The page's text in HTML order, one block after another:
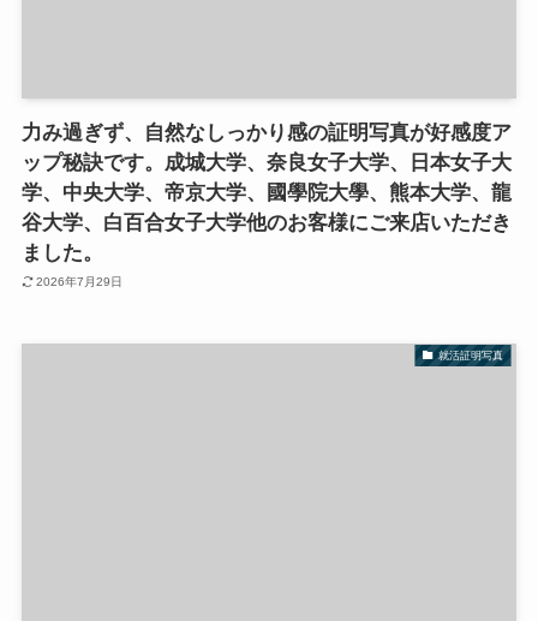
力み過ぎず、自然なしっかり感の証明写真が好感度ア
ップ秘訣です。成城大学、奈良女子大学、日本女子大
学、中央大学、帝京大学、國學院大學、熊本大学、龍
谷大学、白百合女子大学他のお客様にご来店いただき
ました。
2026年7月29日
就活証明写真